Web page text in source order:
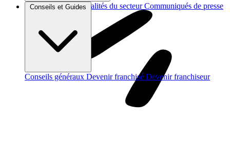
Brèves et actus Actualités du secteur Communiqués de presse
Conseils et Guides
Conseils généraux Devenir franchisé Devenir franchiseur